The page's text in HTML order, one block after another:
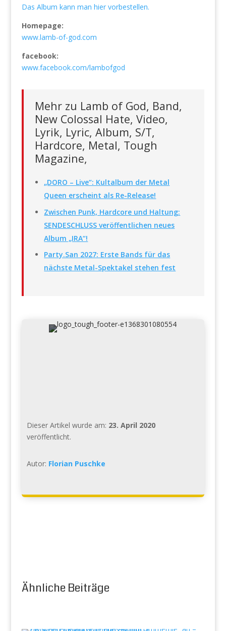
Das Album kann man hier vorbestellen.
Homepage:
www.lamb-of-god.com
facebook:
www.facebook.com/lambofgod
Mehr zu Lamb of God, Band,
New Colossal Hate, Video,
Lyrik, Lyric, Album, S/T,
Hardcore, Metal, Tough
Magazine,
„DORO – Live“: Kultalbum der Metal
Queen erscheint als Re-Release!
Zwischen Punk, Hardcore und Haltung:
SENDESCHLUSS veröffentlichen neues
Album „IRA“!
Party.San 2027: Erste Bands für das
nächste Metal-Spektakel stehen fest
Dieser Artikel wurde am: 23. April 2020
veröffentlicht.
Autor: Florian Puschke
Ähnliche Beiträge